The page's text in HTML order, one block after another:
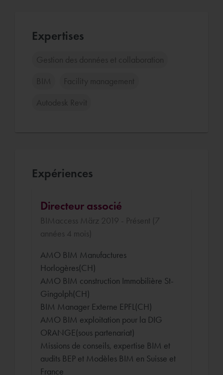
Expertises
Gestion des données et collaboration
BIM Facility management
Autodesk Revit
Expériences
Directeur associé
BIMaccess März 2019 - Présent (7
années 4 mois)
AMO BIM Manufactures
Horlogères(CH)
AMO BIM construction Immobilière St-
Gingolph(CH)
BIM Manager Externe EPFL(CH)
AMO BIM exploitation pour la DIG
ORANGE(sous partenariat)
Missions de conseils, expertise BIM et
audits BEP et Modèles BIM en Suisse et
France